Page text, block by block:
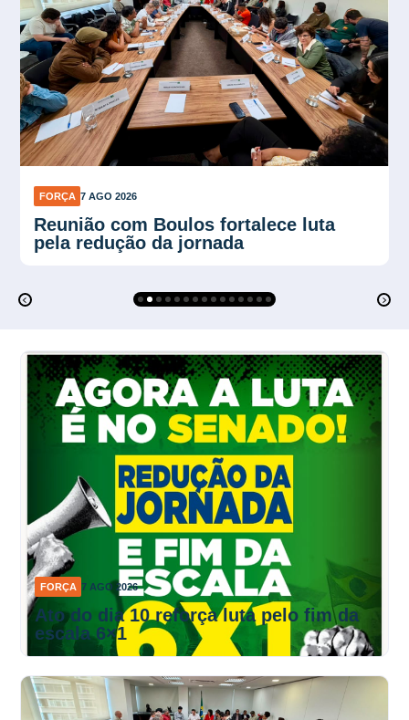
FORÇA 7 AGO 2026
Plano Verão reforça proteção contra
calor no trabalho
FORÇA 7 AGO 2026
Ato do dia 10 reforça luta pelo fim da
escala 6×1